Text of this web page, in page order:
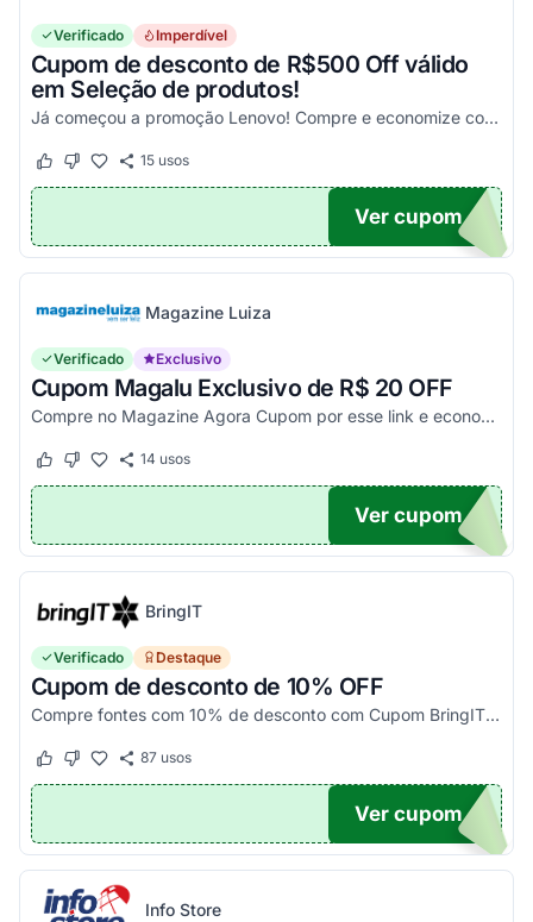
Verificado Imperdível
Cupom de desconto de R$500 Off válido
em Seleção de produtos!
Já começou a promoção Lenovo! Compre e economize com seu Cupom!
Este cupom funcionou
Este cupom não funcionou
15usos
500
Ver cupom
Magazine Luiza
Verificado Exclusivo
Cupom Magalu Exclusivo de R$ 20 OFF
Compre no Magazine Agora Cupom por esse link e economize R$ 20 na compra de produtos acima de R$ 999 vendidos e entregues por Magazine Luiza. Economize!
Este cupom funcionou
Este cupom não funcionou
14 usos
UPOM
Ver cupom
BringIT
Verificado Destaque
Cupom de desconto de 10% OFF
Compre fontes com 10% de desconto com Cupom BringIT. Válido a partir da 2ª unidade, apenas para CPFs. Pegue o código promocional BringIT e aproveite agora!
Este cupom funcionou
Este cupom não funcionou
87usos
10
Ver cupom
Info Store